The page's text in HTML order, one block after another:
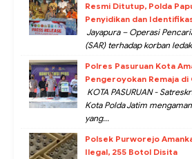
Resmi Ditutup, Polda
Penyidikan dan
Jayapura – Operasi
(SAR) terhadap korban
Polres Pasuruan Kota
Pengeroyokan Remaja
KOTA PASURUAN -
Kota Polda Jatim
yang...
Polsek Purworejo
Ilegal, 255 Botol Disita